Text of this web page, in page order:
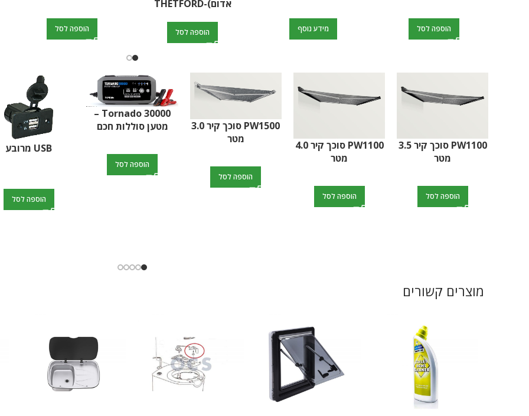
הוספה לסל מידע נוסף
אדום)-THETFORD
הוספה לסל הוספה לסל
מטר
USB מרובע
אטם לאסלה טטפורד
מוצרים קשורים